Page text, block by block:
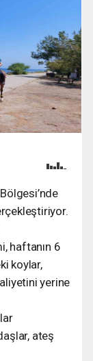
haftanın 6
koylar,
yerine
ateş